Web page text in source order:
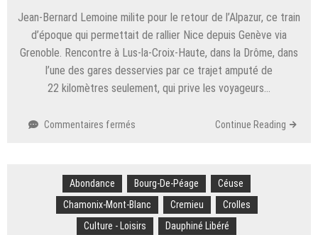
Jean-Bernard Lemoine milite pour le retour de l’Alpazur, ce train
d’époque qui permettait de rallier Nice depuis Genève via
Grenoble. Rencontre à Lus-la-Croix-Haute, dans la Drôme, dans
l’une des gares desservies par ce trajet amputé de
22 kilomètres seulement, qui prive les voyageurs…
Commentaires fermés
du
train
Alpazur
entre
Continue Reading
Abondance Bourg-De-Péage
Céuse
Chamonix-Mont-Blanc
Cremieu
Crolles
Culture - Loisirs
Dauphiné Libéré